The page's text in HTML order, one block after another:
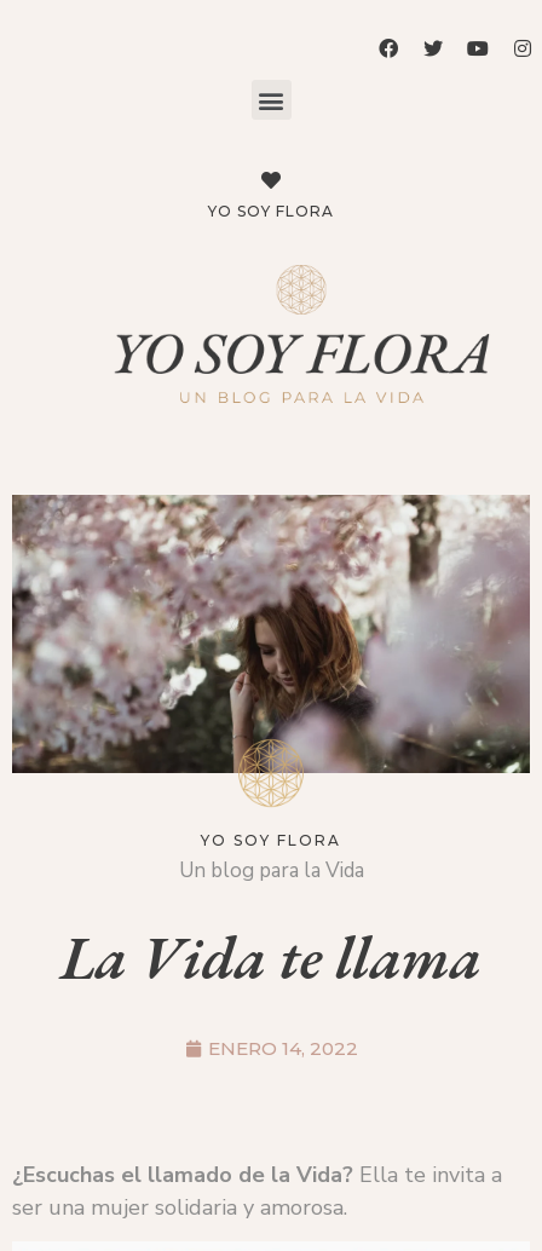
YO SOY FLORA
YO SOY FLORA
Un blog para la Vida
La Vida te llama
ENERO 14, 2022
¿Escuchas el llamado de la Vida? Ella te invita a
ser una mujer solidaria y amorosa.